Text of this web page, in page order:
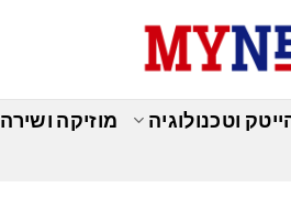
וטכנולוגיה מוזיקה ושירה